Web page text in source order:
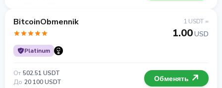
BitcoinObmennik
Platinum
1 USDT =
1.00USD
От 502.51 USDT
До 20 100 USDT Обменять